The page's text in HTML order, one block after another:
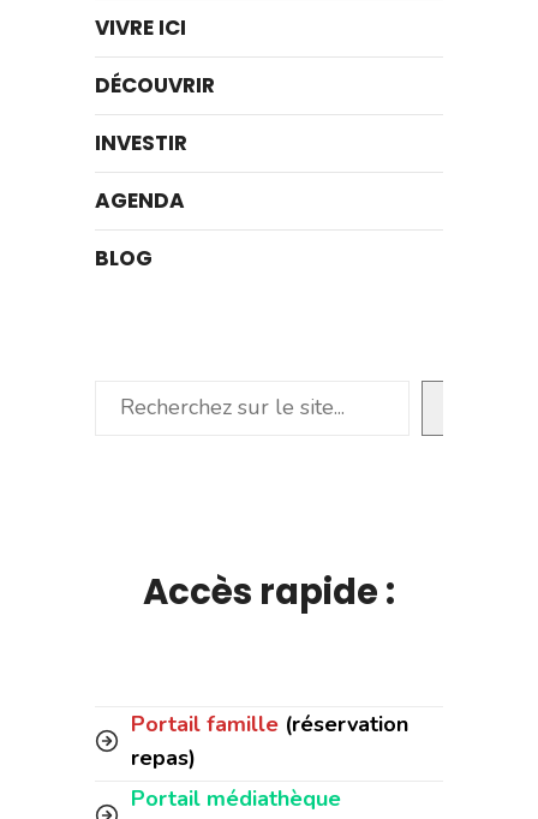
VIVRE ICI
DÉCOUVRIR
INVESTIR
AGENDA
BLOG
Rechercher
Accès rapide :
Portail famille (réservation
repas)
Portail médiathèque